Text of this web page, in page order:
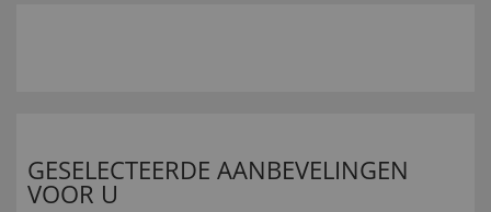
GESELECTEERDE AANBEVELINGEN
VOOR U